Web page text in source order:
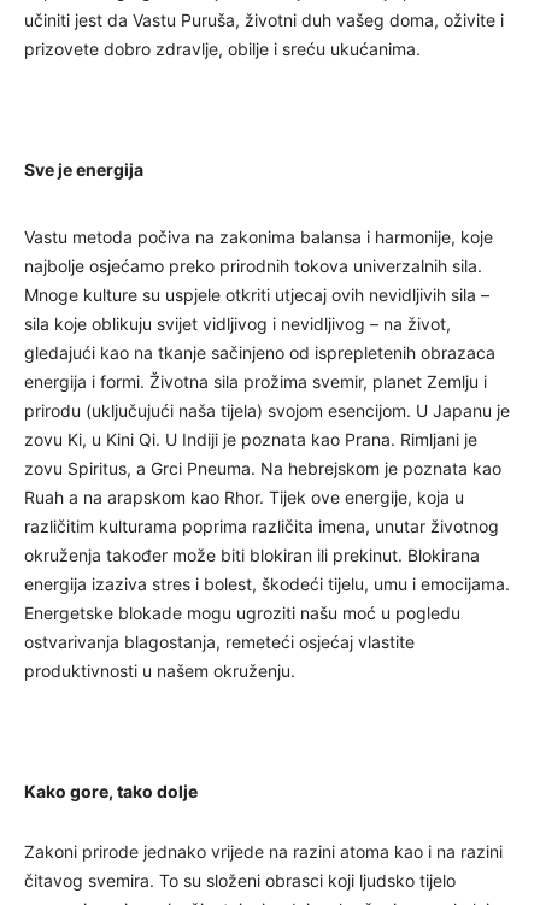
učiniti jest da Vastu Puruša, životni duh vašeg doma, oživite i
prizovete dobro zdravlje, obilje i sreću ukućanima.
Sve je energija
Vastu metoda počiva na zakonima balansa i harmonije, koje
najbolje osjećamo preko prirodnih tokova univerzalnih sila.
Mnoge kulture su uspjele otkriti utjecaj ovih nevidljivih sila –
sila koje oblikuju svijet vidljivog i nevidljivog – na život,
gledajući kao na tkanje sačinjeno od isprepletenih obrazaca
energija i formi. Životna sila prožima svemir, planet Zemlju i
prirodu (uključujući naša tijela) svojom esencijom. U Japanu je
zovu Ki, u Kini Qi. U Indiji je poznata kao Prana. Rimljani je
zovu Spiritus, a Grci Pneuma. Na hebrejskom je poznata kao
Ruah a na arapskom kao Rhor. Tijek ove energije, koja u
različitim kulturama poprima različita imena, unutar životnog
okruženja također može biti blokiran ili prekinut. Blokirana
energija izaziva stres i bolest, škodeći tijelu, umu i emocijama.
Energetske blokade mogu ugroziti našu moć u pogledu
ostvarivanja blagostanja, remeteći osjećaj vlastite
produktivnosti u našem okruženju.
Kako gore, tako dolje
Zakoni prirode jednako vrijede na razini atoma kao i na razini
čitavog svemira. To su složeni obrasci koji ljudsko tijelo